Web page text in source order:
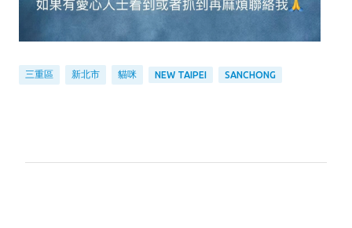
三重區 新北市 貓咪 NEW TAIPEI SANCHONG